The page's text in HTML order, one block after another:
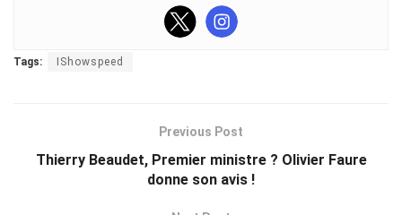
Tags: IShowspeed
Previous Post
Thierry Beaudet, Premier ministre ? Olivier Faure
donne son avis !